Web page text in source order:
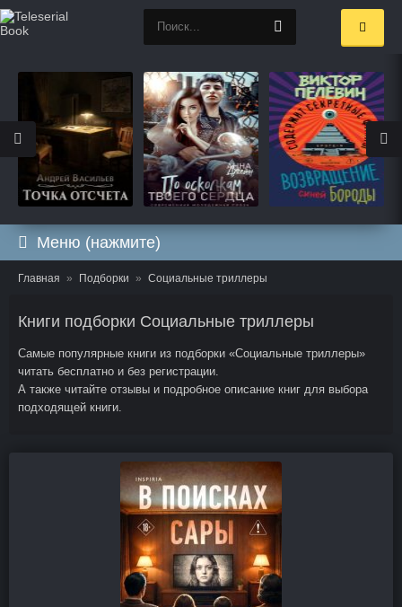
Меню (нажмите)
Главная Подборки Социальные триллеры
Книги подборки Социальные триллеры
Самые популярные книги из подборки «Социальные триллеры»
читать бесплатно и без регистрации.
А также читайте отзывы и подробное описание книг для выбора
подходящей книги.